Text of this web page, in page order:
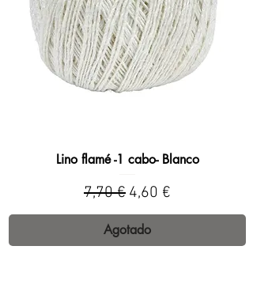
Lino flamé -1 cabo- Blanco
Precio
7,70 € Precio de oferta
4,60 €
Agotado